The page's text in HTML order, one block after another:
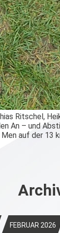
Ritschel,
An – und
auf der
FEBRUAR 2026